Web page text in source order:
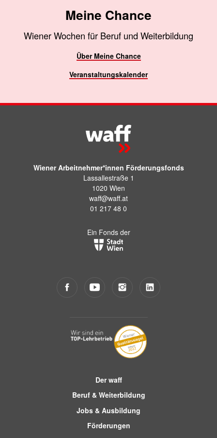
Meine Chance
Wiener Wochen für Beruf und Weiterbildung
Über Meine Chance
Veranstaltungskalender
Wiener Arbeitnehmer*innen Förderungsfonds
Lassallestraße 1
1020 Wien
waff@waff.at
01 217 48 0
Ein Fonds der
Der waff
Beruf & Weiterbildung
Jobs & Ausbildung
Förderungen